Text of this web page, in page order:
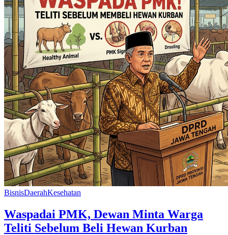
BisnisDaerahKesehatan
Waspadai PMK, Dewan Minta Warga
Teliti Sebelum Beli Hewan Kurban